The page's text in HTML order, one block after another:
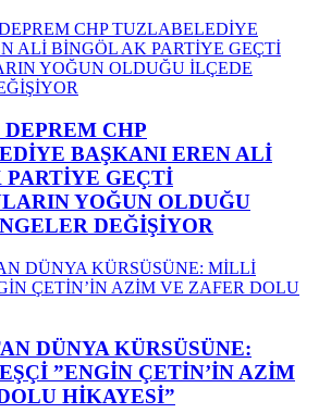
CHP
BAŞKANI EREN ALİ
PARTİYE GEÇTİ
YOĞUN OLDUĞU
DEĞİŞİYOR
DÜNYA KÜRSÜSÜNE:
”ENGİN ÇETİN’İN AZİM
HİKAYESİ”